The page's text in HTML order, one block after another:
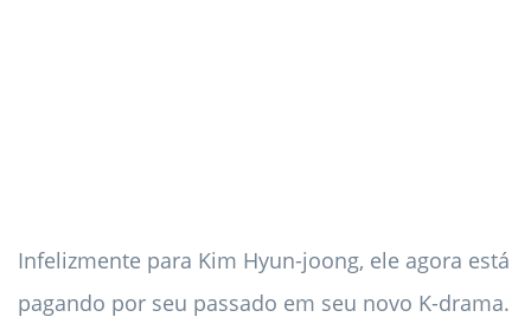
Infelizmente para Kim Hyun-joong, ele agora está
pagando por seu passado em seu novo K-drama.